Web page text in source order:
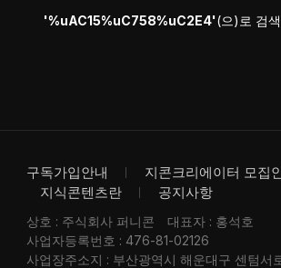
'%uAC15%uC758%uC2E4'(으)로 검
구독가입안내
지콘크리에이터 모집
지식콘텐츠란
공지사항
상호 : 주식회사 퍼니콘
대표자 : 홍석호
사업자등록번호 : 476-81-02126
사업장주소지 : 부산광역시 해운대구 센텀서